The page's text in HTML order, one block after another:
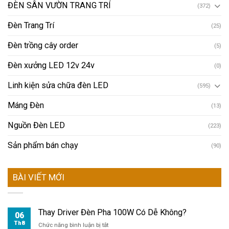
ĐÈN SÂN VƯỜN TRANG TRÍ (372)
Đèn Trang Trí (25)
Đèn trồng cây order (5)
Đèn xưởng LED 12v 24v (0)
Linh kiện sửa chữa đèn LED (595)
Máng Đèn (13)
Nguồn Đèn LED (223)
Sản phẩm bán chạy (90)
BÀI VIẾT MỚI
06
Th8
Thay Driver Đèn Pha 100W Có Dễ Không?
Chức năng bình luận bị tắtở